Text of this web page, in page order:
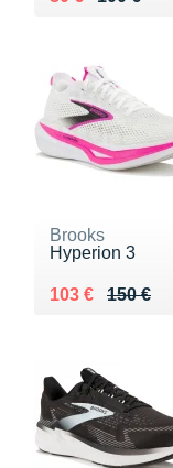
Brooks
Hyperion 3
150 €
Au lieu de 150 €
103 €
Vendu 103 €